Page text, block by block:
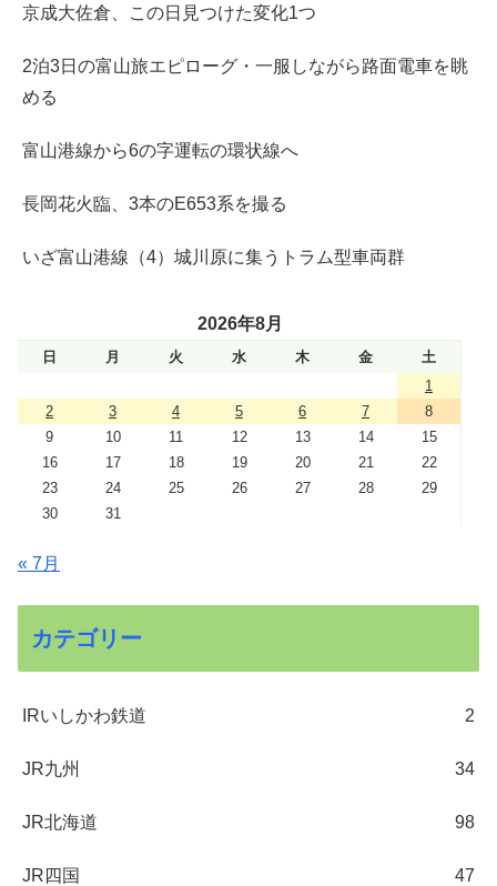
京成大佐倉、この日見つけた変化1つ
2泊3日の富山旅エピローグ・一服しながら路面電車を眺
める
富山港線から6の字運転の環状線へ
長岡花火臨、3本のE653系を撮る
いざ富山港線（4）城川原に集うトラム型車両群
2026年8月
日 月 火 水 木 金
土
1
2
3 4 5 6 7
8
9
10 11 12 13 14
15
16
17 18 19 20 21
22
23
24 25 26 27 28
29
30
31
« 7月
カテゴリー
IRいしかわ鉄道 2
JR九州 34
JR北海道 98
JR四国 47